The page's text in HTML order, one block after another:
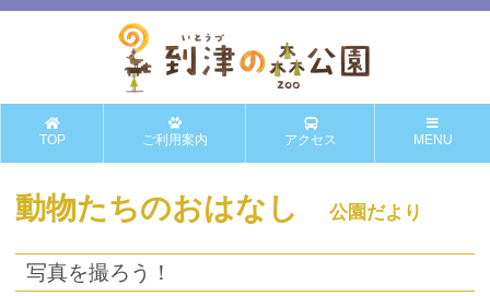
TOP ご利用案内 アクセス MENU
動物たちのおはなし 公園だより
写真を撮ろう！